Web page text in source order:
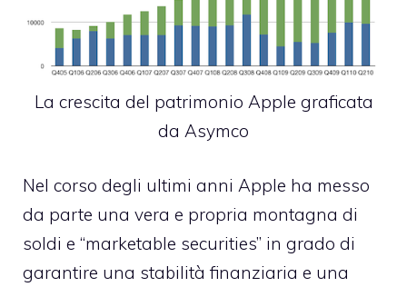
La crescita del patrimonio Apple graficata
da Asymco
Nel corso degli ultimi anni Apple ha messo
da parte una vera e propria montagna di
soldi e “marketable securities” in grado di
garantire una stabilità finanziaria e una